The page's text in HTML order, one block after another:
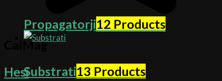
Propagatorji12 Products
Substrati13 Products
CalMag
Hesi